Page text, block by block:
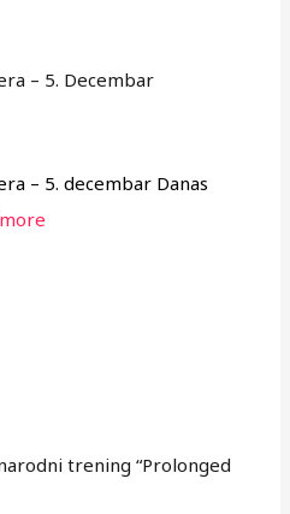
– 5. Decembar
– 5. decembar Danas
trening “Prolonged